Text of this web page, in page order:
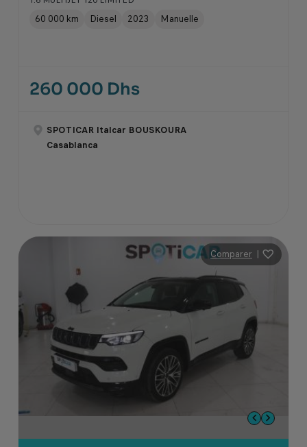
60 000 km Diesel 2023 Manuelle
260 000 Dhs
SPOTICAR Italcar BOUSKOURA
Casablanca
Comparer |